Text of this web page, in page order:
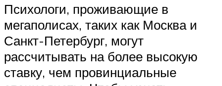
Психологи, проживающие в
мегаполисах, таких как Москва и
Санкт-Петербург, могут
рассчитывать на более высокую
ставку, чем провинциальные